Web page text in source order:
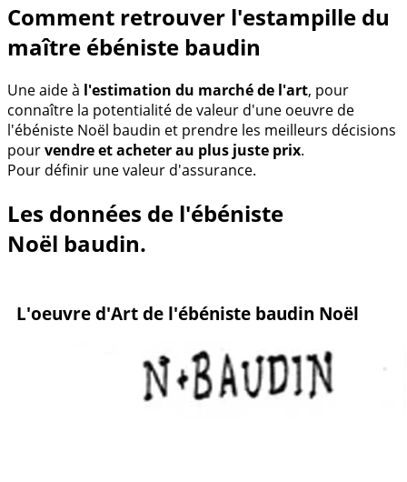
Comment retrouver l'estampille du
maître ébéniste baudin
Une aide à l'estimation du marché de l'art, pour
connaître la potentialité de valeur d'une oeuvre de
l'ébéniste Noël baudin et prendre les meilleurs décisions
pourvendre et acheter au plus juste prix.
Pour définir une valeur d'assurance.
Les données de l'ébéniste
Noël baudin.
L'oeuvre d'Art de l'ébéniste baudin Noël